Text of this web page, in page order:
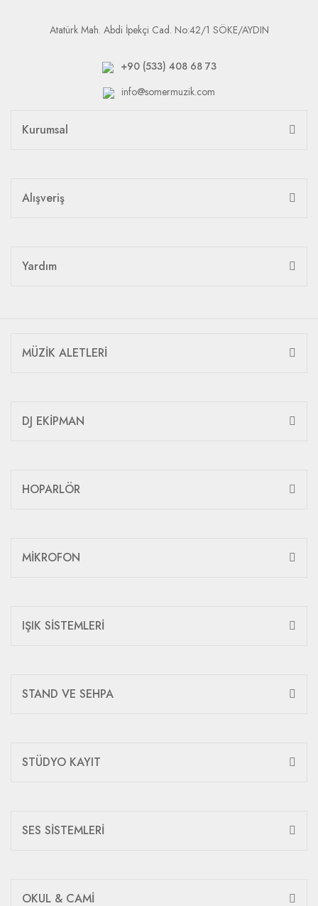
Atatürk Mah. Abdi İpekçi Cad. No:42/1 SÖKE/AYDIN
+90 (533) 408 68 73
info@somermuzik.com
Kurumsal
Alışveriş
Yardım
MÜZİK ALETLERİ
DJ EKİPMAN
HOPARLÖR
MİKROFON
IŞIK SİSTEMLERİ
STAND VE SEHPA
STÜDYO KAYIT
SES SİSTEMLERİ
OKUL & CAMİ